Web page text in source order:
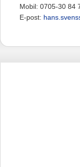
Mobil: 0705-30 84
E-post: